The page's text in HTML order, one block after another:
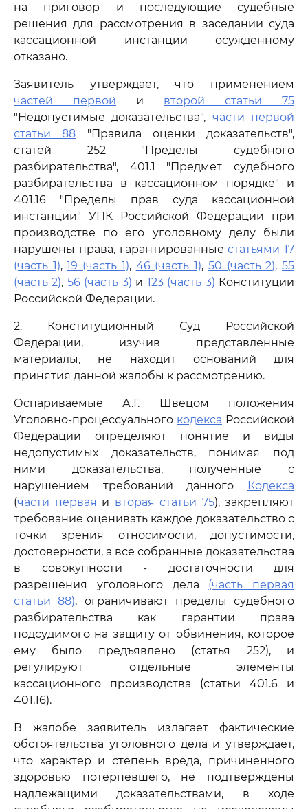
на приговор и последующие судебные
решения для рассмотрения в заседании суда
кассационной инстанции осужденному
отказано.
Заявитель утверждает, что применением
частей первой и второй статьи 75
"Недопустимые доказательства", части первой
статьи 88 "Правила оценки доказательств",
статей 252 "Пределы судебного
разбирательства", 401.1 "Предмет судебного
разбирательства в кассационном порядке" и
401.16 "Пределы прав суда кассационной
инстанции" УПК Российской Федерации при
производстве по его уголовному делу были
нарушены права, гарантированныестатьями 17
(часть 1),19 (часть 1), 46 (часть 1), 50 (часть 2),55
(часть 2), 56 (часть 3) и 123 (часть 3) Конституции
Российской Федерации.
2. Конституционный Суд Российской
Федерации, изучив представленные
материалы, не находит оснований для
принятия данной жалобы к рассмотрению.
Оспариваемые А.Г. Швецом положения
Уголовно-процессуального кодекса Российской
Федерации определяют понятие и виды
недопустимых доказательств, понимая под
ними доказательства, полученные с
нарушением требований данного
Кодекса
(части первая и вторая статьи 75), закрепляют
требование оценивать каждое доказательство с
точки зрения относимости, допустимости,
достоверности, а все собранные доказательства
в совокупности - достаточности для
разрешения уголовного дела (часть первая
статьи 88), ограничивают пределы судебного
разбирательства как гарантии права
подсудимого на защиту от обвинения, которое
ему было предъявлено (статья 252), и
регулируют отдельные элементы
кассационного производства (статьи 401.6 и
401.16).
В жалобе заявитель излагает фактические
обстоятельства уголовного дела и утверждает,
что характер и степень вреда, причиненного
здоровью потерпевшего, не подтверждены
надлежащими доказательствами, в ходе